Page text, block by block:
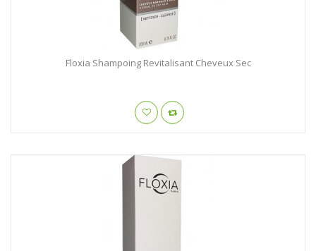
Floxia Shampoing Revitalisant Cheveux Sec